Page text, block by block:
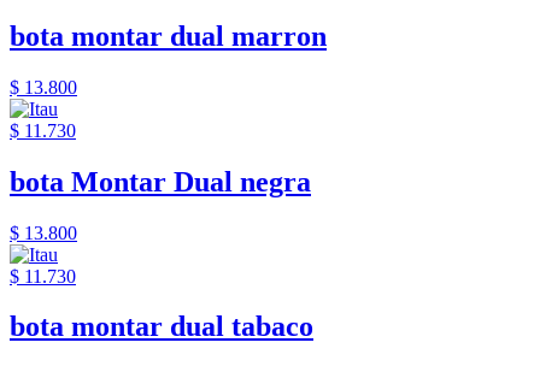
bota montar dual marron
$ 13.800
$ 11.730
bota Montar Dual negra
$ 13.800
$ 11.730
bota montar dual tabaco